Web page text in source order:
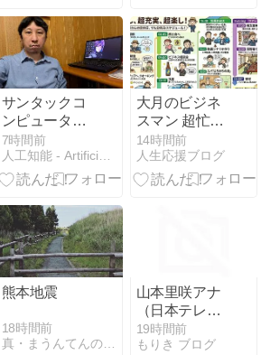
ンキング
BEST10｜
甘々同棲ラブ
コメの名作を
厳選【2026年
最新版】
サンタックコ
ンピュータ専
門学校の現実
7時間前
大月のビジネ
スマン 超忙し
超充実 超楽し
14時間前
人生応援ブログ
熊本地震
18時間前
真・まうんてんの宿屋
山本里咲アナ
（日本テレ
ビ）｜プロフ
ィールや学
19時間前
もりき ブログ